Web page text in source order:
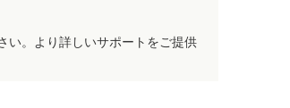
い。より詳しいサポートをご提供